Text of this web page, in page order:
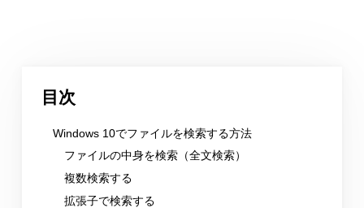
目次
Windows 10でファイルを検索する方法
ファイルの中身を検索（全文検索）
複数検索する
拡張子で検索する